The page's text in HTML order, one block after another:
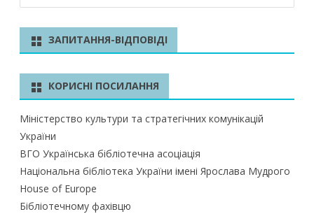
k p
к
ЗАПИТАННЯ-ВІДПОВІДІ
КОРИСНІ ПОСИЛАННЯ
Міністерство культури та стратегічних комунікацій
України
ВГО Українська бібліотечна асоціація
Національна бібліотека України імені Ярослава Мудрого
House of Europe
Бібліотечному фахівцю